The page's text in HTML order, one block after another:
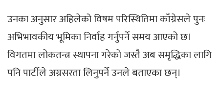
उनका अनुसार अहिलेको विषम परिस्थितिमा काँग्रेसले पुनः
अभिभावकीय भूमिका निर्वाह गर्नुपर्ने समय आएको छ।
विगतमा लोकतन्त्र स्थापना गरेको जस्तै अब समृद्धिका लागि
पनि पार्टीले अग्रसरता लिनुपर्ने उनले बताएका छन्।